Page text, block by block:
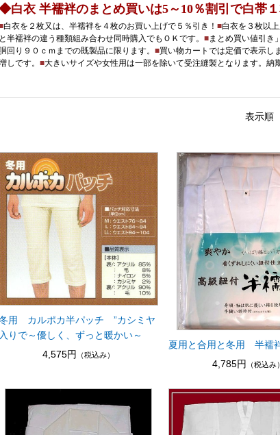
白衣 半襦袢のまとめ買いは5～10％割引で白帯
白衣を２枚又は、半襦袢を４枚のお買い上げで５％引き！ ■白衣を３枚以
と半襦袢の違う種類組み合わせ同時購入でもＯＫです。 ■まとめ買い値引き
胴回り９０ｃｍまでの既製品に限ります。 ■買い物カートでは定価で表示し
しです。 ■大きいサイズや女性用は一部を除いて受注縫製となります。納
表示
用 カルポカ半パッチ ”カシミヤ
入りで～優しく、ずっと暖かい～
4,575円
（税込み）
夏用と合用と冬用 半襦
4,785円
（税込み）